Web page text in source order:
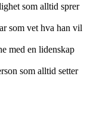
som alltid sprer
som vet hva han vil
med en lidenskap
som alltid setter